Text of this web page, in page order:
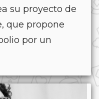
su proyecto de
que propone
por un